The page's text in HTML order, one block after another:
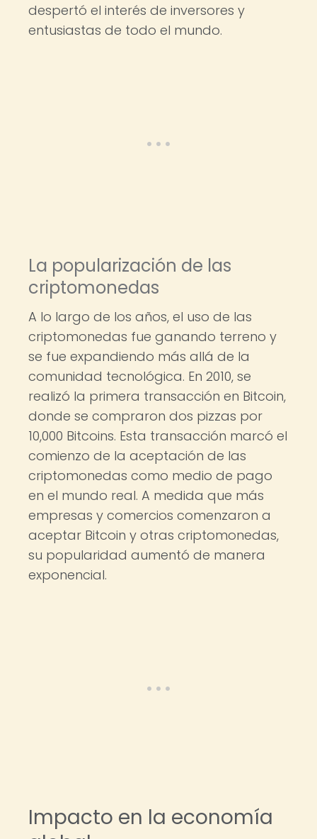
despertó el interés de inversores y
entusiastas de todo el mundo.
La popularización de las
criptomonedas
A lo largo de los años, el uso de las
criptomonedas fue ganando terreno y
se fue expandiendo más allá de la
comunidad tecnológica. En 2010, se
realizó la primera transacción en Bitcoin,
donde se compraron dos pizzas por
10,000 Bitcoins. Esta transacción marcó el
comienzo de la aceptación de las
criptomonedas como medio de pago
en el mundo real. A medida que más
empresas y comercios comenzaron a
aceptar Bitcoin y otras criptomonedas,
su popularidad aumentó de manera
exponencial.
Impacto en la economía